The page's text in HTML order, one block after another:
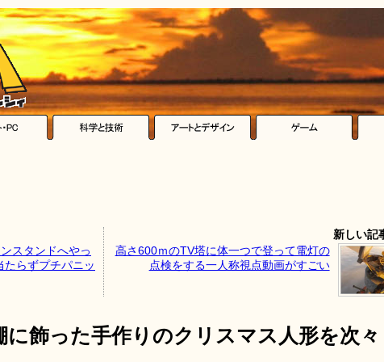
スタンドへやっ
らずプチパニッ
新しい記
高さ600ｍのTV塔に体一つで登って電灯の
点検をする一人称視点動画がすごい
飾った手作りのクリスマス人形を次々